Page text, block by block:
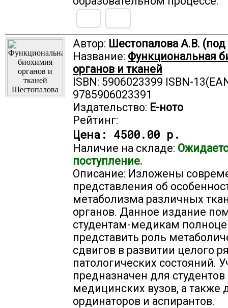
Автор: Шестопалова А.В. (под
Название: Функциональная
органов и тканей
ISBN: 5906023399 ISBN-
9785906023391
Издательство: Е-ното
Рейтинг:
Цена: 4500.00 р.
Наличие на складе:
поступление.
Описание: Изложены
представления об
метаболизма различных
органов. Данное издание
студентам-медикам
представить роль
сдвигов в развитии целого
патологических состояний.
предназначен для студентов
медицинских вузов, а также
ординаторов и аспирантов.